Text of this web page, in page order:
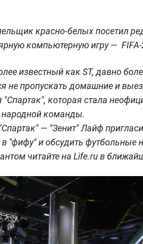
красно-белых посетил
компьютерную игру — FIFA-
известный как ST, давно
не пропускать домашние и
"Спартак", которая стала
команды.
— "Зенит" Лайф
"фифу" и обсудить футбольные
читайте на Life.ru в